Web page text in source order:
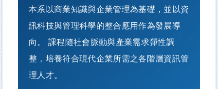
本系以商業知識與企業管理為基礎，並以資
訊科技與管理科學的整合應用作為發展導
向。 課程隨社會脈動與產業需求彈性調
整，培養符合現代企業所需之各階層資訊管
理人才。